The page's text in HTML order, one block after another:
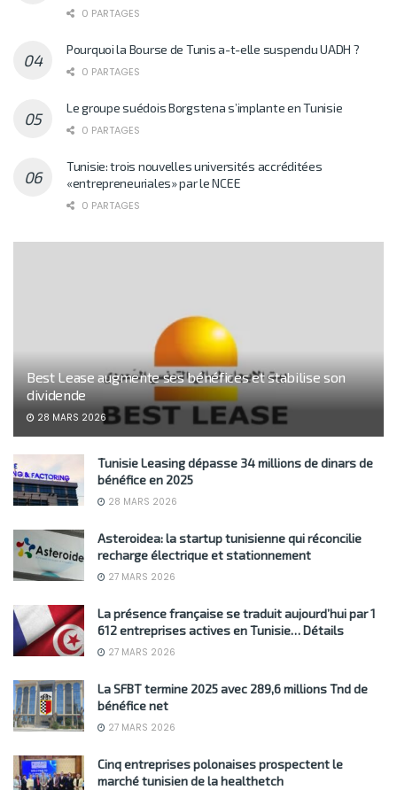
0 PARTAGES
Pourquoi la Bourse de Tunis a-t-elle suspendu UADH ?
0 PARTAGES
Le groupe suédois Borgstena s’implante en Tunisie
0 PARTAGES
Tunisie: trois nouvelles universités accréditées
«entrepreneuriales» par le NCEE
0 PARTAGES
Best Lease augmente ses bénéfices et stabilise son
dividende
28 MARS 2026
Tunisie Leasing dépasse 34 millions de dinars de
bénéfice en 2025
28 MARS 2026
Asteroidea: la startup tunisienne qui réconcilie
recharge électrique et stationnement
27 MARS 2026
La présence française se traduit aujourd’hui par 1
612 entreprises actives en Tunisie… Détails
27 MARS 2026
La SFBT termine 2025 avec 289,6 millions Tnd de
bénéfice net
27 MARS 2026
Cinq entreprises polonaises prospectent le
marché tunisien de la healthetch